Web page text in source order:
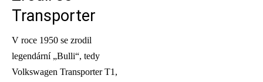
Transporter
V roce 1950 se zrodil
legendární „Bulli“, tedy
Volkswagen Transporter T1,